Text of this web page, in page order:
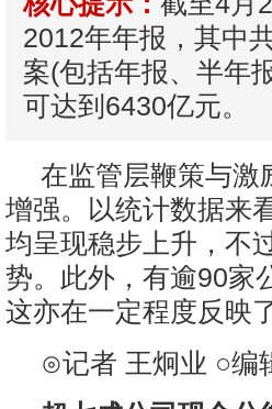
2012年年报，其中
案(包括年报、半年
可达到6430亿元。
在监管层鞭策与激
增强。以统计数据来
均呈现稳步上升，不
势。此外，有逾90家
这亦在一定程度反映
⊙记者 王炯业 ○编